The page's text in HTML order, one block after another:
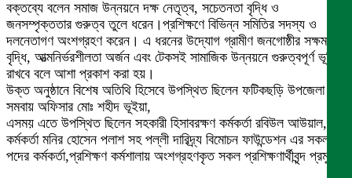
বক্তব্যে বলেন সমাজ উন্নয়নে দক্ষ নেতৃত্ব, সচেতনতা বৃদ্ধি ও
জনসম্পৃক্ততার গুরুত্ব তুলে ধরেন।প্রশিক্ষণে বিভিন্ন সমিতির সদস্য ও
দলনেতাগণ অংশগ্রহণ করেন। এ ধরনের উদ্যোগ গ্রামীণ জনগোষ্ঠীর সক্ষমতা
বৃদ্ধি, আত্মনির্ভরশীলতা অর্জন এবং টেকসই সামাজিক উন্নয়নে গুরুত্বপূর্ণ ভূমিকা
রাখবে বলে আশা প্রকাশ করা হয়।
উক্ত অনুষ্ঠানে বিশেষ অতিথি হিসেবে উপস্থিত ছিলেন ফটিকছড়ি উপজেলা
সমবায় অফিসার মোঃ শহীদ ভূইয়া,
এসময় এতে উপস্থিত ছিলেন সহকারী হিসাবরক্ষণ কর্মকর্তা রবিউল আউয়াল, মাঠ
কর্মকর্তা মনির হোসেন পলাশ সহ পল্লী দারিদ্র্য বিমোচন ফাউন্ডেশন এর সকল
পদের কর্মকর্তা,প্রশিক্ষণ কর্মশালায় অংশগ্রহণকৃত সকল প্রশিক্ষণার্থীবৃন্দ প্রমুখ।